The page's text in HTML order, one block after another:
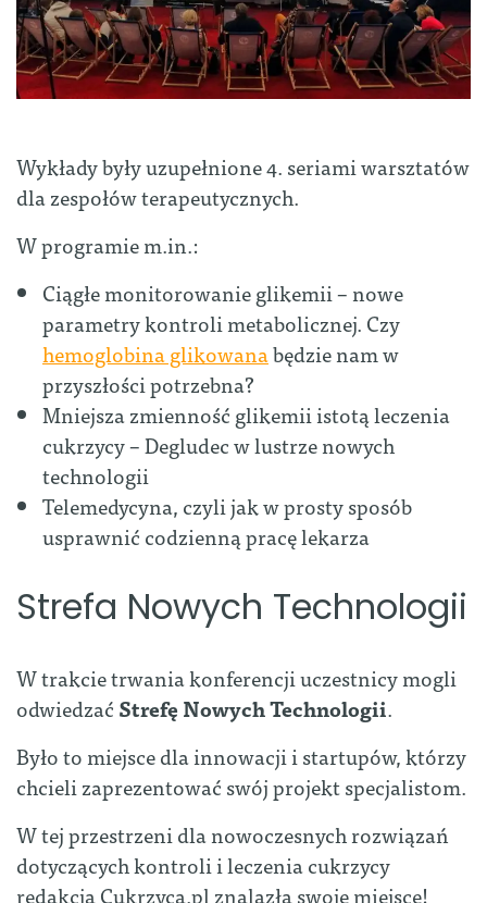
Wykłady były uzupełnione 4. seriami warsztatów
dla zespołów terapeutycznych.
W programie m.in.:
Ciągłe monitorowanie glikemii – nowe
parametry kontroli metabolicznej. Czy
hemoglobina glikowanabędzie nam w
przyszłości potrzebna?
Mniejsza zmienność glikemii istotą leczenia
cukrzycy – Degludec w lustrze nowych
technologii
Telemedycyna, czyli jak w prosty sposób
usprawnić codzienną pracę lekarza
Strefa Nowych Technologii
W trakcie trwania konferencji uczestnicy mogli
odwiedzaćStrefę Nowych Technologii.
Było to miejsce dla innowacji i startupów, którzy
chcieli zaprezentować swój projekt specjalistom.
W tej przestrzeni dla nowoczesnych rozwiązań
dotyczących kontroli i leczenia cukrzycy
redakcja Cukrzyca.pl znalazła swoje miejsce!